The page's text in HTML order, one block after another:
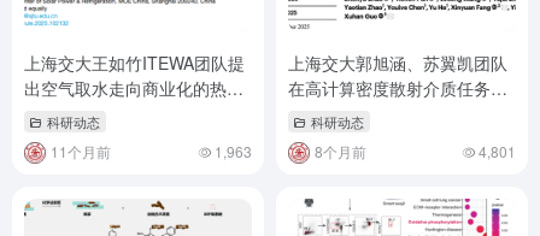
上海交大王如竹ITEWA团队提
出空气取水走向商业化的热泵
技术平台及市场发展路径
科研动态
11个月前 1,963
上海交大郭旭涵、苏翼凯团队
在高计算密度散射介质任务推
理光芯片取得重要进展
科研动态
8个月前 4,801